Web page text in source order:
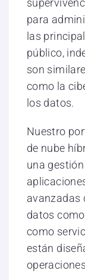
para
las
público,
son
como la
los datos.
Nuestro
de nube
una
avanzadas
datos
como
están